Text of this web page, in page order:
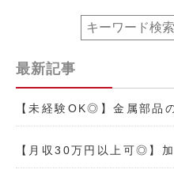
最新記事
【未経験OK◎】金属部品
【月収30万円以上可◎】